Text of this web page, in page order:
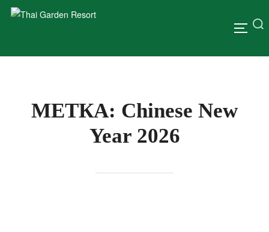
МЕТКА: Chinese New
Year 2026